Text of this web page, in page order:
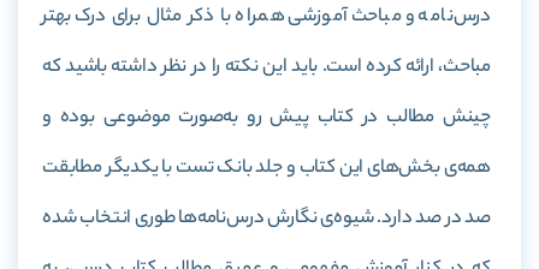
درس‌نامه‌ و مباحث آموزشی همراه با ذکر مثال برای درک بهتر
مباحث، ارائه‌ کرده‌ است. باید این نکته را در نظر داشته باشید که
چینش مطالب در کتاب پیش رو به‌صورت موضوعی بوده و
همه‌ی بخش‌های این کتاب و جلد بانک تست با یکدیگر مطابقت
صد در صد دارد. شیوه‌ی نگارش درس‌نامه‌ها طوری انتخاب شده